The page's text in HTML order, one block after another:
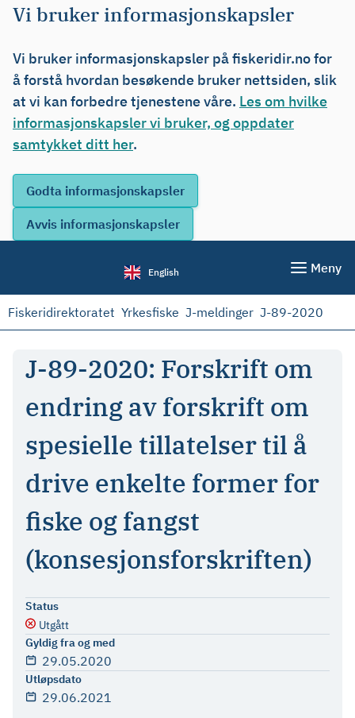
Vi bruker informasjonskapsler
Vi bruker informasjonskapsler på fiskeridir.no for
å forstå hvordan besøkende bruker nettsiden, slik
at vi kan forbedre tjenestene våre. Les om hvilke
informasjonskapsler vi bruker, og oppdater
samtykket ditt her.
English Meny
Fiskeridirektoratet Yrkesfiske J-meldinger J-89-2020
J-89-2020: Forskrift om
endring av forskrift om
spesielle tillatelser til å
drive enkelte former for
fiske og fangst
(konsesjonsforskriften)
Status
Utgått
Gyldig fra og med
29.05.2020
Utløpsdato
29.06.2021